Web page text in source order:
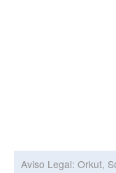
Aviso Legal: Orkut,